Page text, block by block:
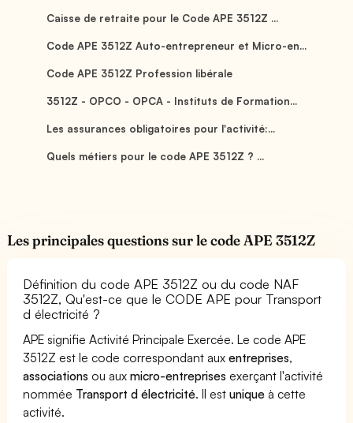
Caisse de retraite pour le Code APE 3512Z ...
Code APE 3512Z Auto-entrepreneur et Micro-en...
Code APE 3512Z Profession libérale
3512Z - OPCO - OPCA - Instituts de Formation...
Les assurances obligatoires pour l'activité:...
Quels métiers pour le code APE 3512Z ? ...
Les principales questions sur le code APE 3512Z
Définition du code APE 3512Z ou du code NAF
3512Z, Qu'est-ce que le CODE APE pour Transport
d électricité ?
APE signifie Activité Principale Exercée. Le code APE
3512Z est le code correspondant auxentreprises,
associations ou auxmicro-entreprises exerçant l'activité
nommée Transport d électricité. Il estunique à cette
activité.